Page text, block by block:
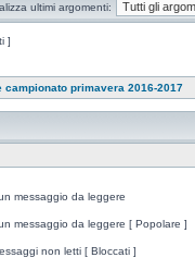
ultimi argomenti:
]
campionato primavera 2016-2017
messaggio da leggere
messaggio da leggere [ Popolare ]
non letti [ Bloccati ]